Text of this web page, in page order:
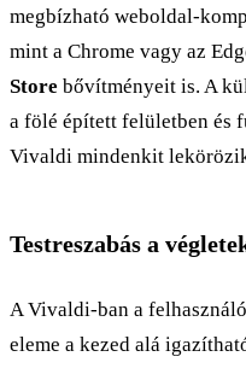
megbízható weboldal-
mint a Chrome vagy az
Store bővítményeit is. A
a fölé épített felületben és
Vivaldi mindenkit
Testreszabás a
A Vivaldi-ban a
eleme a kezed alá